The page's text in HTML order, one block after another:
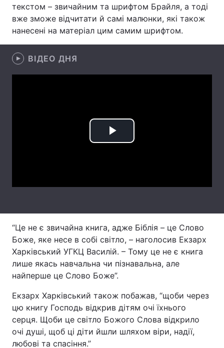
Спорт Наука
Техно і зв'язок Лайт
Зброя
Здоров'я Туризм
Регіони
Архів Вакансії
Контакти
Послуги
текстом – звичайним та шрифтом Брайля, а тоді
вже зможе відчитати й самі малюнки, які також
нанесені на матеріал цим самим шрифтом.
ВІДЕО ДНЯ
Play
“Це не є звичайна книга, адже Біблія – це Слово
Боже, яке несе в собі світло, – наголосив Екзарх
Харківський УГКЦ Василій. – Тому це не є книга
лише якась навчальна чи пізнавальна, але
найперше це Слово Боже”.
Екзарх Харківський також побажав, “щоби через
цю книгу Господь відкрив дітям очі їхнього
серця. Щоби це світло Божого Слова відкрило
очі душі, щоб ці діти йшли шляхом віри, надії,
любові та спасіння.”